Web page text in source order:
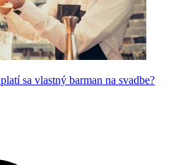
sa vlastný barman na svadbe?